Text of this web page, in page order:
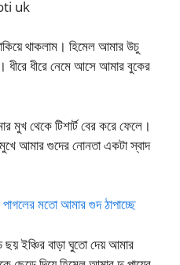
uk
থাকলাম। হিমেল আমার উচু
ধীরে ধীরে নেমে আসে আমার বুকের
মুখ থেকে টিশার্ট বের করে ফেলে।
আমার গুদের নোনতা একটা স্বাদ
মতো আমার গুদ ঠাপাচ্ছে
ইঞ্চির বাড়া ঘুতো দেয় আমার